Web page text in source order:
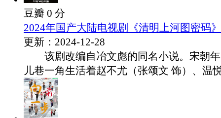
豆瓣 0 分
2024年国产大陆电视剧《清明上河图密码
更新：2024-12-28
该剧改编自冶文彪的同名小说。宋朝年
儿巷一角生活着赵不尤（张颂文 饰）、温